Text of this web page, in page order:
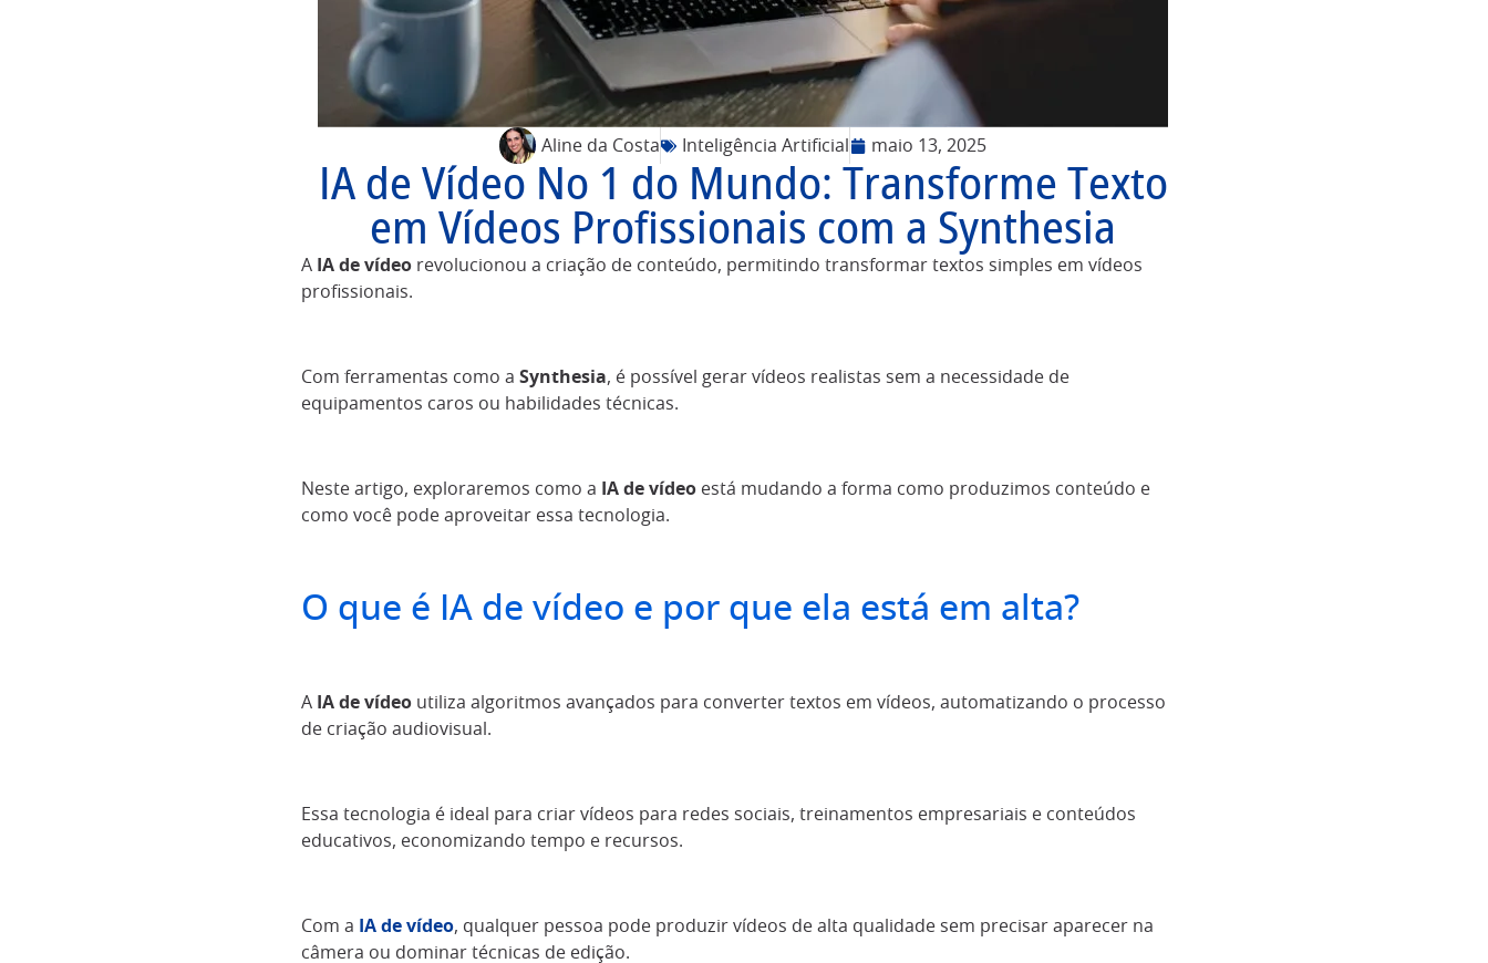
Aline da Costa Inteligência Artificial maio 13, 2025
IA de Vídeo No 1 do Mundo: Transforme Texto
em Vídeos Profissionais com a Synthesia
A IA de vídeo revolucionou a criação de conteúdo, permitindo transformar textos simples em vídeos
profissionais.
Com ferramentas como a Synthesia, é possível gerar vídeos realistas sem a necessidade de
equipamentos caros ou habilidades técnicas.
Neste artigo, exploraremos como a IA de vídeo está mudando a forma como produzimos conteúdo e
como você pode aproveitar essa tecnologia.
O que é IA de vídeo e por que ela está em alta?
A IA de vídeo utiliza algoritmos avançados para converter textos em vídeos, automatizando o processo
de criação audiovisual.
Essa tecnologia é ideal para criar vídeos para redes sociais, treinamentos empresariais e conteúdos
educativos, economizando tempo e recursos.
Com a IA de vídeo, qualquer pessoa pode produzir vídeos de alta qualidade sem precisar aparecer na
câmera ou dominar técnicas de edição.